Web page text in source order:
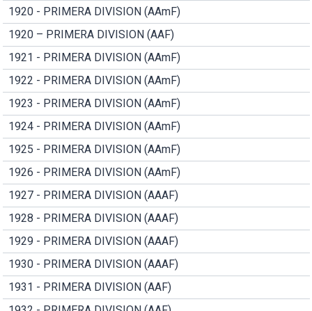
1920 - PRIMERA DIVISION (AAmF)
1920 – PRIMERA DIVISION (AAF)
1921 - PRIMERA DIVISION (AAmF)
1922 - PRIMERA DIVISION (AAmF)
1923 - PRIMERA DIVISION (AAmF)
1924 - PRIMERA DIVISION (AAmF)
1925 - PRIMERA DIVISION (AAmF)
1926 - PRIMERA DIVISION (AAmF)
1927 - PRIMERA DIVISION (AAAF)
1928 - PRIMERA DIVISION (AAAF)
1929 - PRIMERA DIVISION (AAAF)
1930 - PRIMERA DIVISION (AAAF)
1931 - PRIMERA DIVISION (AAF)